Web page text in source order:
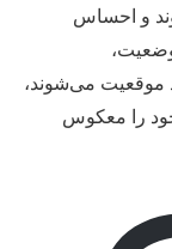
و احساس
موقعیت می‌شوند،
را معکوس